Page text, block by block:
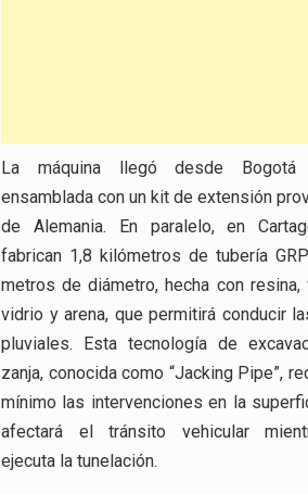
La máquina llegó desde
ensamblada con un kit de extensión
de Alemania. En paralelo, en
fabrican 1,8 kilómetros de tubería
metros de diámetro, hecha con resina,
vidrio y arena, que permitirá conducir
pluviales. Esta tecnología de
zanja, conocida como “Jacking Pipe”,
mínimo las intervenciones en la
afectará el tránsito vehicular
ejecuta la tunelación.